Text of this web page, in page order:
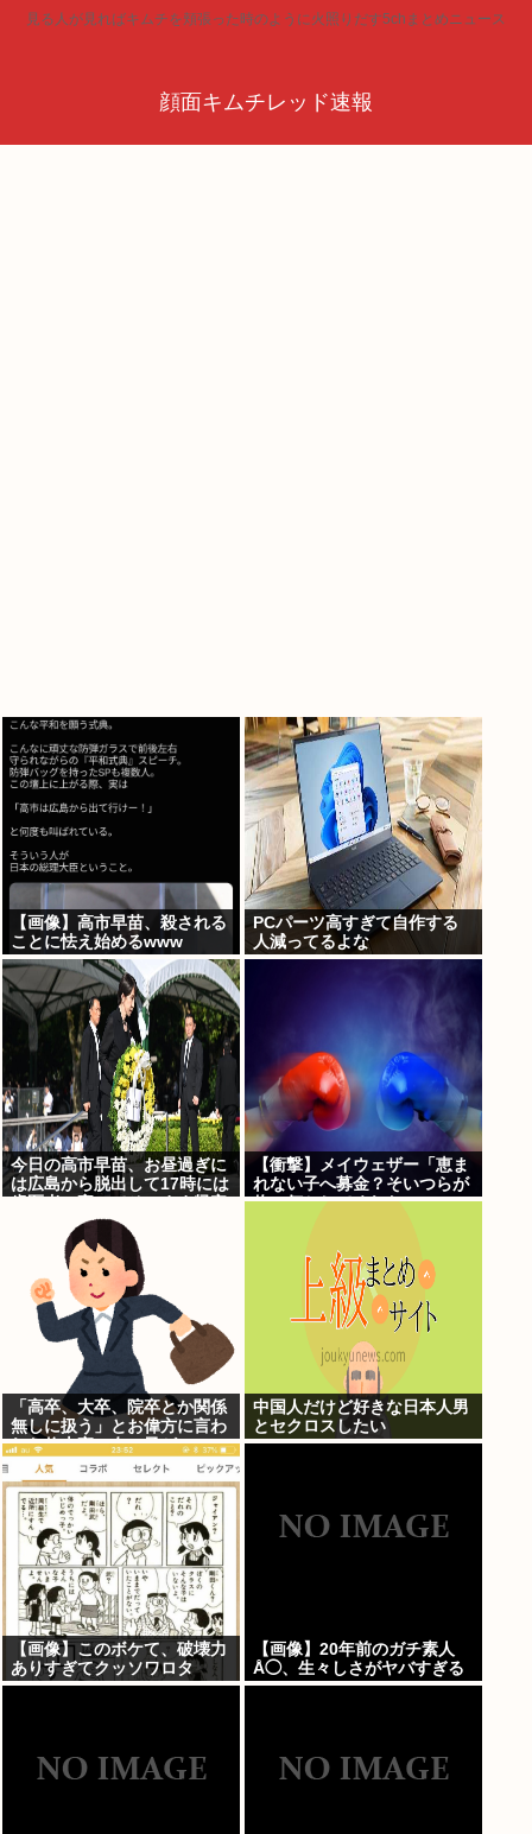
見る人が見ればキムチを頬張った時のように火照りだす5chまとめニュース
顔面キムチレッド速報
【画像】高市早苗、殺される
ことに怯え始めるwww
PCパーツ高すぎて自作する
人減ってるよな
今日の高市早苗、お昼過ぎに
は広島から脱出して17時には
【衝撃】メイウェザー「恵ま
れない子へ募金？そいつらが
俺に何かしてくれたの
「高卒、大卒、院卒とか関係
無しに扱う」とお偉方に言わ
れた修士卒の女の子が...
中国人だけど好きな日本人男
とセクロスしたい
【画像】このボケて、破壊力
ありすぎてクッソワロタ
www
【画像】20年前のガチ素人
Å◯、生々しさがヤバすぎる